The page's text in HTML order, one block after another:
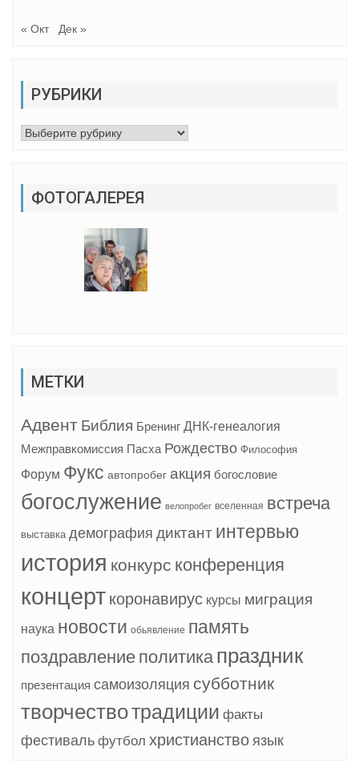
« Окт Дек »
РУБРИКИ
Рубрики
ФОТОГАЛЕРЕЯ
МЕТКИ
Адвент Библия Бренинг ДНК-генеалогия
Межправкомиссия Пасха Рождество Философия
Форум Фукс автопробег акция богословие
богослужение велопробег вселенная встреча
выставка демография диктант интервью
история конкурс конференция
концерт коронавирус курсы миграция
наука новости обьявление память
поздравление политика праздник
презентация самоизоляция субботник
творчествотрадиции факты
фестиваль футбол христианство язык